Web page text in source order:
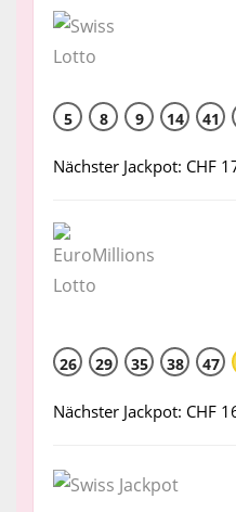
5 8 9 14 41
Nächster Jackpot: CHF
26 29 35 38 47
Nächster Jackpot: CHF